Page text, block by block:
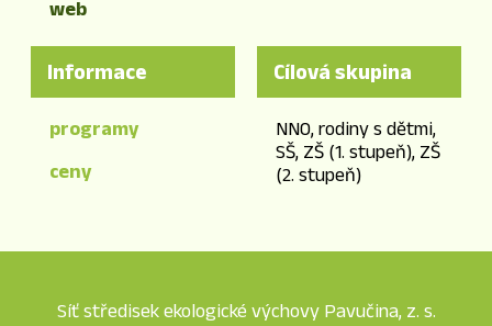
web
Informace
programy
ceny
Cílová skupina
NNO, rodiny s dětmi,
SŠ, ZŠ (1. stupeň), ZŠ
(2. stupeň)
Síť středisek ekologické výchovy Pavučina, z. s.